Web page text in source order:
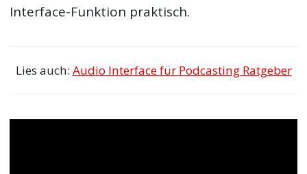
Interface-Funktion praktisch.
Lies auch: Audio Interface für Podcasting Ratgeber